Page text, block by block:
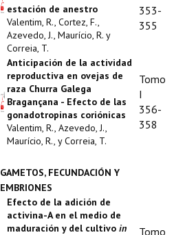
estación de anestro
Valentim, R., Cortez, F.,
Azevedo, J., Maurício, R. y
Correia, T.
353-
355
Anticipación de la actividad
reproductiva en ovejas de
raza Churra Galega
Bragançana - Efecto de las
gonadotropinas coriónicas
Valentim, R., Azevedo, J.,
Maurício, R., y Correia, T.
Tomo
I
356-
358
GAMETOS, FECUNDACIÓN Y
EMBRIONES
Efecto de la adición de
activina-A en el medio de
maduración y del cultivo in
Tomo